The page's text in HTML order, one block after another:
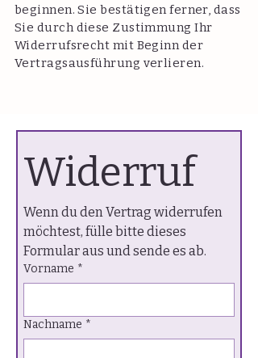
beginnen. Sie bestätigen ferner, dass
Sie durch diese Zustimmung Ihr
Widerrufsrecht mit Beginn der
Vertragsausführung verlieren.
Widerruf
Wenn du den Vertrag widerrufen
möchtest, fülle bitte dieses
Formular aus und sende es ab.
Vorname *
Nachname *